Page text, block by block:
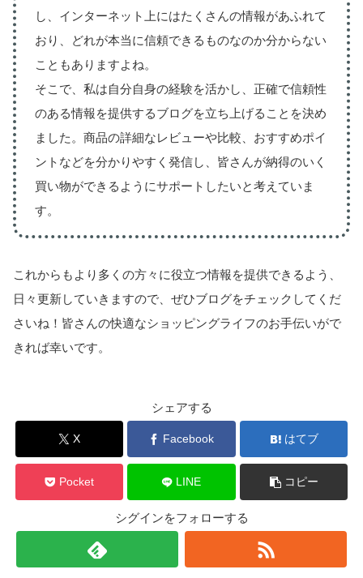
し、インターネット上にはたくさんの情報があふれて
おり、どれが本当に信頼できるものなのか分からない
こともありますよね。
そこで、私は自分自身の経験を活かし、正確で信頼性
のある情報を提供するブログを立ち上げることを決め
ました。商品の詳細なレビューや比較、おすすめポイ
ントなどを分かりやすく発信し、皆さんが納得のいく
買い物ができるようにサポートしたいと考えていま
す。
これからもより多くの方々に役立つ情報を提供できるよう、
日々更新していきますので、ぜひブログをチェックしてくだ
さいね！皆さんの快適なショッピングライフのお手伝いがで
きれば幸いです。
シェアする
X Facebook はてブ
Pocket LINE コピー
シグインをフォローする